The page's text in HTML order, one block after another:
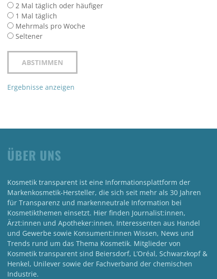
2 Mal täglich oder häufiger
1 Mal täglich
Mehrmals pro Woche
Seltener
Ergebnisse anzeigen
ÜBER UNS
Kosmetik transparent ist eine Informationsplattform der
Markenkosmetik-Hersteller, die sich seit mehr als 30 Jahren
für Transparenz und markenneutrale Information bei
Kosmetikthemen einsetzt. Hier finden Journalist:innen,
Ärzt:innen und Apotheker:innen, Interessenten aus Handel
und Gewerbe sowie Konsument:innen Wissen, News und
Trends rund um das Thema Kosmetik. Mitglieder von
Kosmetik transparent sind Beiersdorf, L’Oréal, Schwarzkopf &
Henkel, Unilever sowie der Fachverband der chemischen
Industrie.